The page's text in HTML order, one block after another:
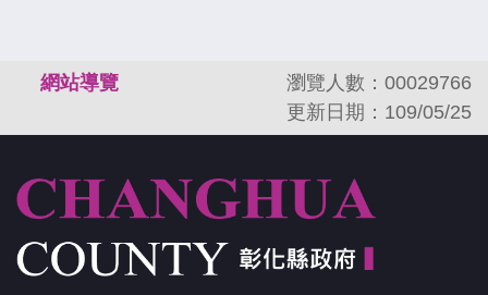
網站導覽
瀏覽人數：00029766
更新日期：109/05/25